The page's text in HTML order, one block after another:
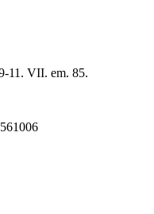
11. VII. em. 85.